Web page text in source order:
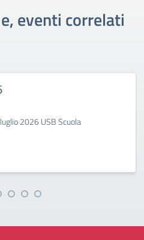
eventi correlati
2026 USB Scuola